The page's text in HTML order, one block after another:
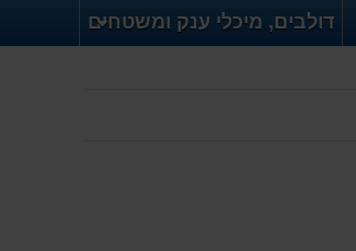
דולבים, מיכלי ענק ומשטחים